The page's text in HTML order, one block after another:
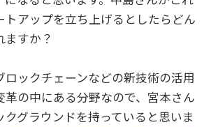
トアップを立ち上げるとしたらどん
ますか？
ロックチェーンなどの新技術の活用
革の中にある分野なので、宮本さん
クグラウンドを持っていると思いま